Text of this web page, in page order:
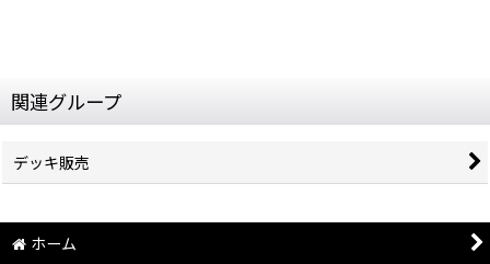
関連グループ
デッキ販売
ホーム